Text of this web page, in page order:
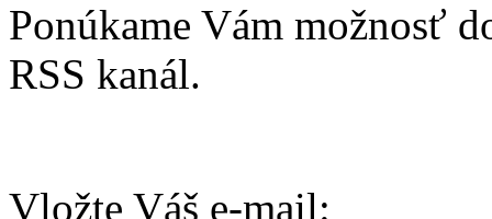
Ponúkame Vám možnosť
RSS kanál.
Vložte Váš e-mail: